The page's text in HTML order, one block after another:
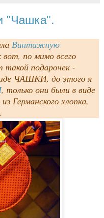
"Чашка".
Винтажную
по мимо всего
такой подарочек -
ЧАШКИ, до этого я
, только они были в виде
Германского хлопка,